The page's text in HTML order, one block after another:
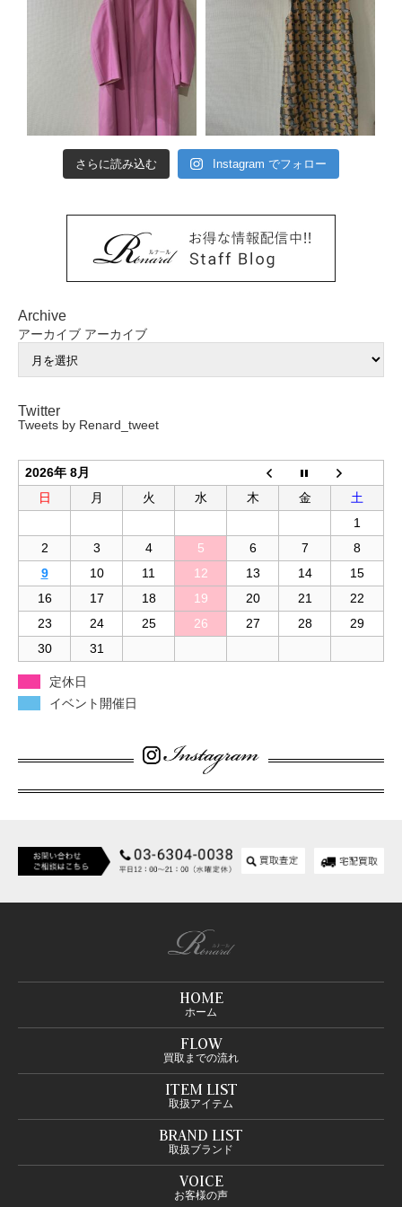
さらに読み込む Instagram でフォロー
Archive
アーカイブ アーカイブ
Twitter
Tweets by Renard_tweet
2026年 8月
日
月 火 水 木 金
土
1
2
3 4 5 6 7
8
9
10 11 12 13 14
15
16
17 18 19 20 21
22
23
24 25 26 27 28
29
30
31
定休日
イベント開催日
HOME
ホーム
FLOW
買取までの流れ
ITEM LIST
取扱アイテム
BRAND LIST
取扱ブランド
VOICE
お客様の声